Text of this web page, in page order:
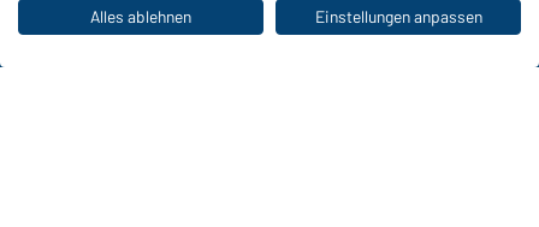
entdecken!
Alles ablehnen Einstellungen anpassen